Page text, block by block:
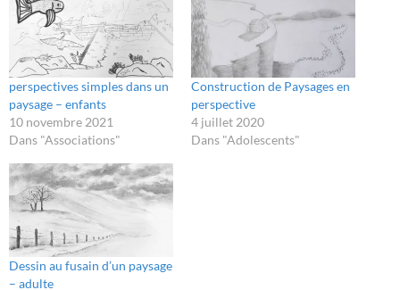
perspectives simples dans un
paysage – enfants
10 novembre 2021
Dans "Associations"
Construction de Paysages en
perspective
4 juillet 2020
Dans "Adolescents"
Dessin au fusain d’un paysage
– adulte